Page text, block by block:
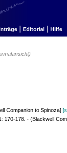
| Editorial | Hilfe
Companion to Spinoza]
170-178. - (Blackwell